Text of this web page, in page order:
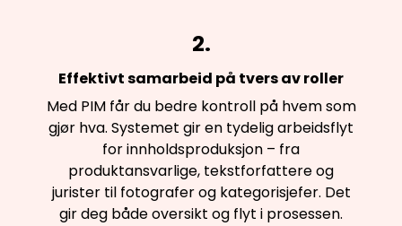
2.
Effektivt samarbeid på tvers av roller
Med PIM får du bedre kontroll på hvem som
gjør hva. Systemet gir en tydelig arbeidsflyt
for innholdsproduksjon – fra
produktansvarlige, tekstforfattere og
jurister til fotografer og kategorisjefer. Det
gir deg både oversikt og flyt i prosessen.